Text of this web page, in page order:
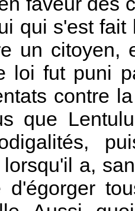
qui s'est
un citoyen,
loi fut puni
contre
que
lorsqu'il a,
d'égorger